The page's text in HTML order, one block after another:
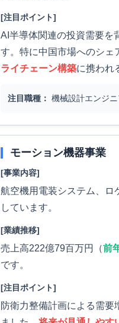
[注目ポイント]
AI半導体関連の投資需要を
す。特に中国市場へのシェ
ライチェーン構築に携われ
注目職種： 機械設計エンジ
モーション機器事業
[事業内容]
航空機用電装システム、ロ
しています。
[業績推移]
売上高222億79百万円（前
です。
[注目ポイント]
防衛力整備計画による需